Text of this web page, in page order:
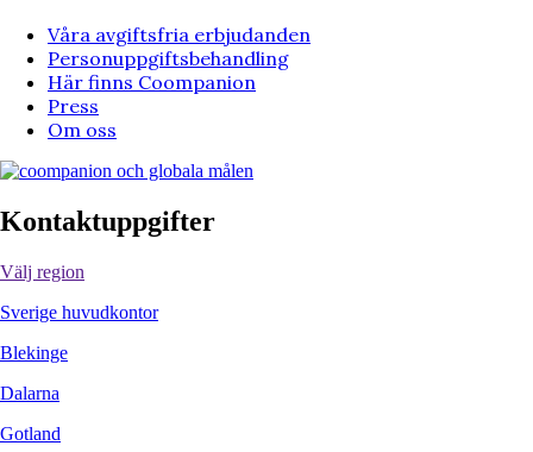
Våra avgiftsfria erbjudanden
Personuppgiftsbehandling
Här finns Coompanion
Press
Om oss
Kontaktuppgifter
Välj region
Sverige huvudkontor
Blekinge
Dalarna
Gotland